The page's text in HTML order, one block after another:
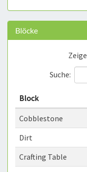
Blöcke
Zeige
Suche:
Block
Cobblestone
Dirt
Crafting Table